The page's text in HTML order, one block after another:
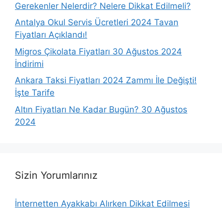
Gerekenler Nelerdir? Nelere Dikkat Edilmeli?
Antalya Okul Servis Ücretleri 2024 Tavan
Fiyatları Açıklandı!
Migros Çikolata Fiyatları 30 Ağustos 2024
İndirimi
Ankara Taksi Fiyatları 2024 Zammı İle Değişti!
İşte Tarife
Altın Fiyatları Ne Kadar Bugün? 30 Ağustos
2024
Sizin Yorumlarınız
İnternetten Ayakkabı Alırken Dikkat Edilmesi